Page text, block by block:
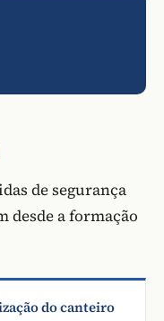
de segurança
desde a formação
do canteiro